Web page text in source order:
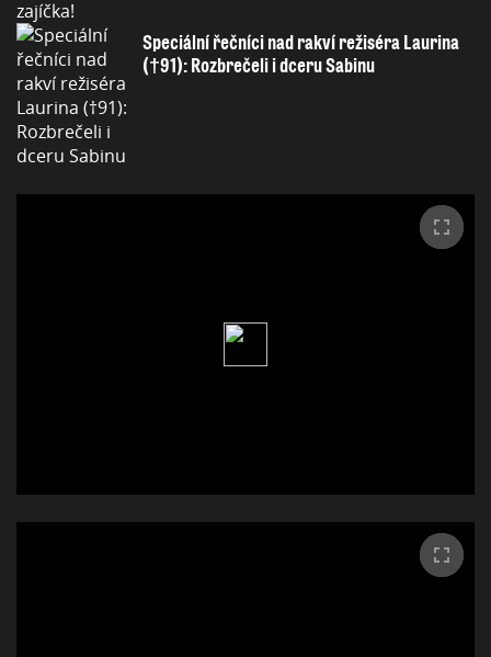
Speciální řečníci nad rakví režiséra Laurina
(†91): Rozbrečeli i dceru Sabinu